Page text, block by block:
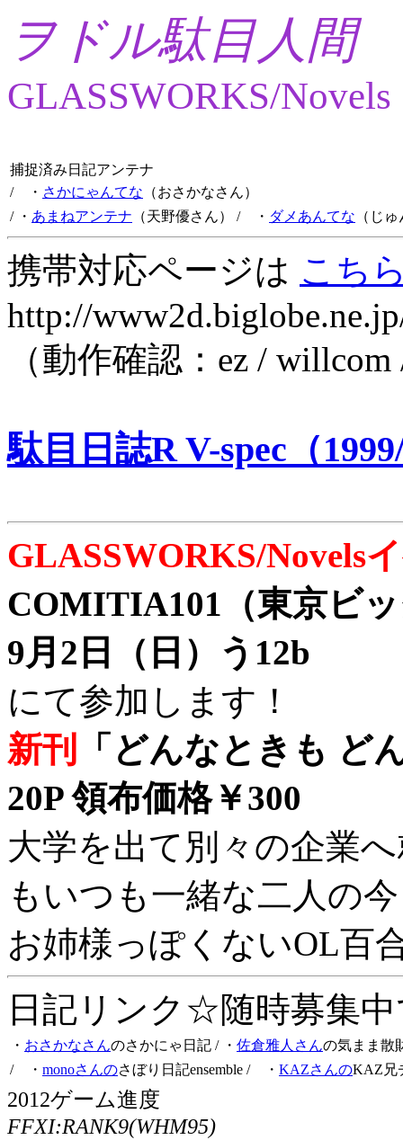
ヲドル駄目人間
GLASSWORKS/Novels
捕捉済み日記アンテナ
/ ・ さかにゃんてな （おさかなさん）
/ ・ あまねアンテナ （天野優さん） / ・ ダメあんてな （じ
携帯対応ページは こち
http://
（動作確認：ez /
駄目日誌R V-spec（
GLASSWORKS/Novels
COMITIA101（東京ビ
9月2日（日）う12b
にて参加します！
新刊
「どんなときも ど
20P 領布価格￥300
大学を出て別々の企業
もいつも一緒な二人の
お姉様っぽくないOL百
日記リンク☆随時募集
・ おさかなさんのさかにゃ日記 / ・ 佐倉雅人さんの気まま散
/ ・ monoさんのさぼり日記ensemble / ・ KAZさんのKAZ兄
2012ゲーム進度
FFXI:RANK9(WHM95)